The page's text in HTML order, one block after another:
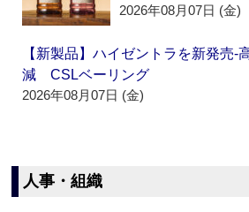
2026年08月07日 (金)
【新製品】ハイゼントラを新発売‐
減 CSLベーリング
2026年08月07日 (金)
人事・組織